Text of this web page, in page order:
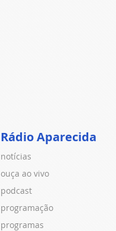
Rádio Aparecida
notícias
ouça ao vivo
podcast
programação
programas